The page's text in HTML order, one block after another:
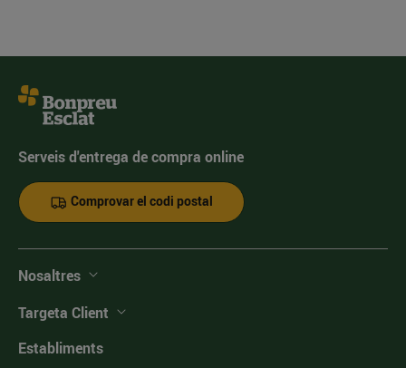
Serveis d'entrega de compra online
Comprovar el codi postal
Nosaltres
Targeta Client
Establiments